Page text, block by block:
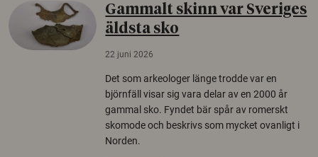
Gammalt skinn var Sveriges
äldsta sko
22 juni 2026
Det som arkeologer länge trodde var en
björnfäll visar sig vara delar av en 2000 år
gammal sko. Fyndet bär spår av romerskt
skomode och beskrivs som mycket ovanligt i
Norden.